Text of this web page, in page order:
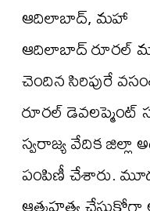
ఆదిలాబాద్, మహా
ఆదిలాబాద్ రూరల్
చెందిన సిరిపురే
రూరల్
స్వరాజ్య వేదిక జిల్లా
పంపిణీ చేశారు.